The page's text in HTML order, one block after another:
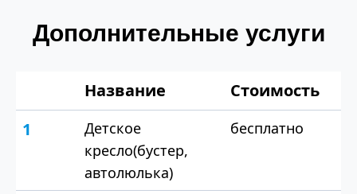
Дополнительные услуги
Название
Стоимость
1
Детское
кресло(бустер,
автолюлька)
бесплатно